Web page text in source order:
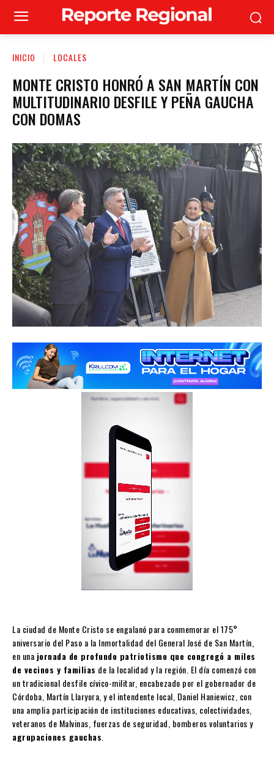
INICIO LOCALES
MONTE CRISTO HONRÓ A SAN MARTÍN CON
MULTITUDINARIO DESFILE Y PEÑA GAUCHA
CON DOMAS
La ciudad de Monte Cristo se engalanó para conmemorar el 175°
aniversario del Paso a la Inmortalidad del General José de San Martín,
en una jornada de profundo patriotismo que congregó a miles
de vecinos y familias de la localidad y la región. El día comenzó con
un tradicional desfile cívico-militar, encabezado por el gobernador de
Córdoba, Martín Llaryora, y el intendente local, Daniel Haniewicz, con
una amplia participación de instituciones educativas, colectividades,
veteranos de Malvinas, fuerzas de seguridad, bomberos voluntarios y
agrupaciones gauchas.